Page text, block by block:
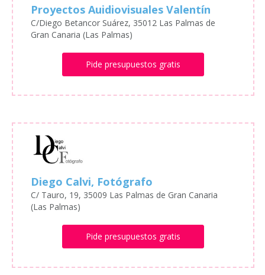
Proyectos Auidiovisuales Valentín
C/Diego Betancor Suárez, 35012 Las Palmas de
Gran Canaria (Las Palmas)
Pide presupuestos gratis
Diego Calvi, Fotógrafo
C/ Tauro, 19, 35009 Las Palmas de Gran Canaria
(Las Palmas)
Pide presupuestos gratis